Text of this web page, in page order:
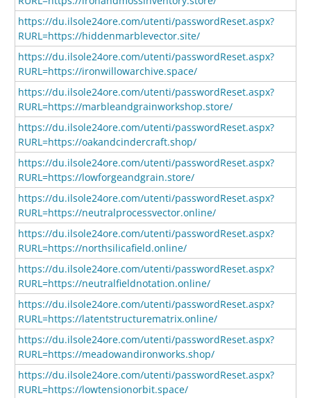
https://du.ilsole24ore.com/utenti/passwordReset.aspx?
RURL=https://hiddenmarblevector.site/
https://du.ilsole24ore.com/utenti/passwordReset.aspx?
RURL=https://ironwillowarchive.space/
https://du.ilsole24ore.com/utenti/passwordReset.aspx?
RURL=https://marbleandgrainworkshop.store/
https://du.ilsole24ore.com/utenti/passwordReset.aspx?
RURL=https://oakandcindercraft.shop/
https://du.ilsole24ore.com/utenti/passwordReset.aspx?
RURL=https://lowforgeandgrain.store/
https://du.ilsole24ore.com/utenti/passwordReset.aspx?
RURL=https://neutralprocessvector.online/
https://du.ilsole24ore.com/utenti/passwordReset.aspx?
RURL=https://northsilicafield.online/
https://du.ilsole24ore.com/utenti/passwordReset.aspx?
RURL=https://neutralfieldnotation.online/
https://du.ilsole24ore.com/utenti/passwordReset.aspx?
RURL=https://latentstructurematrix.online/
https://du.ilsole24ore.com/utenti/passwordReset.aspx?
RURL=https://meadowandironworks.shop/
https://du.ilsole24ore.com/utenti/passwordReset.aspx?
RURL=https://lowtensionorbit.space/